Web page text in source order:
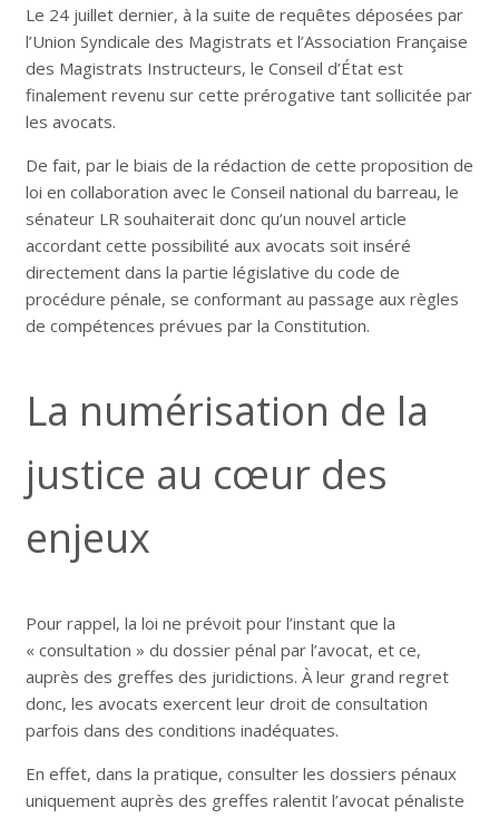
Le 24 juillet dernier, à la suite de requêtes déposées par
l’Union Syndicale des Magistrats et l’Association Française
des Magistrats Instructeurs, le Conseil d’État est
finalement revenu sur cette prérogative tant sollicitée par
les avocats.
De fait, par le biais de la rédaction de cette proposition de
loi en collaboration avec le Conseil national du barreau, le
sénateur LR souhaiterait donc qu’un nouvel article
accordant cette possibilité aux avocats soit inséré
directement dans la partie législative du code de
procédure pénale, se conformant au passage aux règles
de compétences prévues par la Constitution.
La numérisation de la
justice au cœur des
enjeux
Pour rappel, la loi ne prévoit pour l’instant que la
« consultation » du dossier pénal par l’avocat, et ce,
auprès des greffes des juridictions. À leur grand regret
donc, les avocats exercent leur droit de consultation
parfois dans des conditions inadéquates.
En effet, dans la pratique, consulter les dossiers pénaux
uniquement auprès des greffes ralentit l’avocat pénaliste